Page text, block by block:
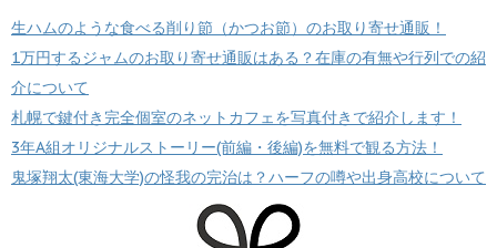
生ハムのような食べる削り節（かつお節）のお取り寄せ通販！
1万円するジャムのお取り寄せ通販はある？在庫の有無や行列での紹
介について
札幌で鍵付き完全個室のネットカフェを写真付きで紹介します！
3年A組オリジナルストーリー(前編・後編)を無料で観る方法！
鬼塚翔太(東海大学)の怪我の完治は？ハーフの噂や出身高校について